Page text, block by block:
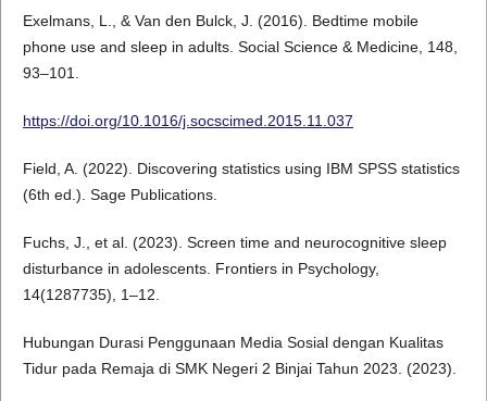
Exelmans, L., & Van den Bulck, J. (2016). Bedtime mobile
phone use and sleep in adults. Social Science & Medicine, 148,
93–101.
https://doi.org/10.1016/j.socscimed.2015.11.037
Field, A. (2022). Discovering statistics using IBM SPSS statistics
(6th ed.). Sage Publications.
Fuchs, J., et al. (2023). Screen time and neurocognitive sleep
disturbance in adolescents. Frontiers in Psychology,
14(1287735), 1–12.
Hubungan Durasi Penggunaan Media Sosial dengan Kualitas
Tidur pada Remaja di SMK Negeri 2 Binjai Tahun 2023. (2023).